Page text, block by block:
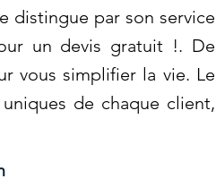
distingue par son service
un devis gratuit !. De
vous simplifier la vie. Le
de chaque client,